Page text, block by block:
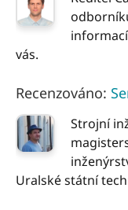
vás.
Recenzováno:
Strojní
Uralské státní